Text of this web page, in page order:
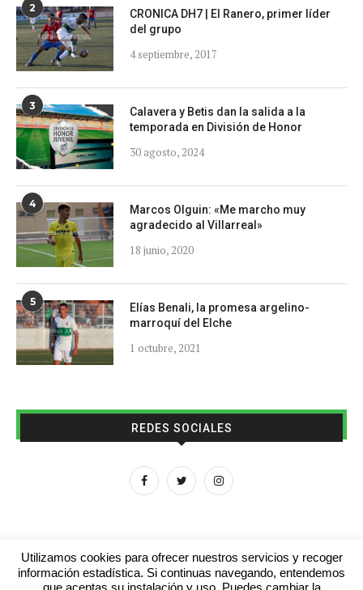
2
CRONICA DH7 | El Ranero, primer líder
del grupo
4 septiembre, 2017
3
Calavera y Betis dan la salida a la
temporada en División de Honor
30 agosto, 2024
4
Marcos Olguin: «Me marcho muy
agradecido al Villarreal»
18 junio, 2020
5
Elías Benali, la promesa argelino-
marroquí del Elche
1 octubre, 2021
REDES SOCIALES
Utilizamos cookies para ofrecer nuestros servicios y recoger
información estadística. Si continuas navegando, entendemos